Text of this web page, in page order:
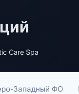
Care Spa
Западный ФО